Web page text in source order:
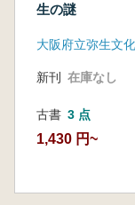
生の謎
新刊 在庫なし
古書 3 点
1,430 円~